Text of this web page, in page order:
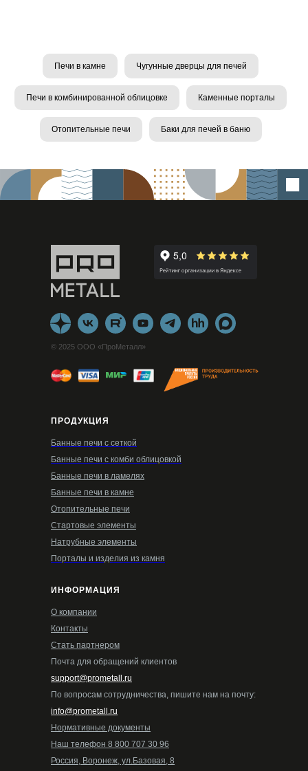
Печи в камне Чугунные дверцы для печей
Печи в комбинированной облицовке Каменные порталы
Отопительные печи Баки для печей в баню
ПРОДУКЦИЯ
Банные печи с сеткой
Банные печи с комби облицовкой
Банные печи в ламелях
Банные печи в камне
Отопительные печи
Стартовые элементы
Натрубные элементы
Порталы и изделия из камня
ИНФОРМАЦИЯ
О компании
Контакты
Стать партнером
Почта для обращений клиентов
support@prometall.ru
По вопросам сотрудничества, пишите нам на почту:
info@prometall.ru
Нормативные документы
Наш телефон 8 800 707 30 96
Россия, Воронеж, ул.Базовая, 8
© 2025 ООО «ПроМеталл»